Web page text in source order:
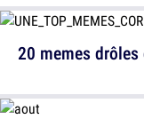
20 memes